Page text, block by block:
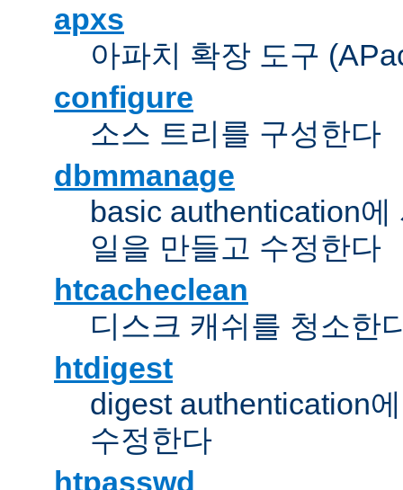
apxs
아파치 확장 도구
configure
소스 트리를 구성한다
dbmmanage
basic authentication
일을 만들고 수정한다
htcacheclean
디스크 캐쉬를 청소한
htdigest
digest authentication
수정한다
htpasswd